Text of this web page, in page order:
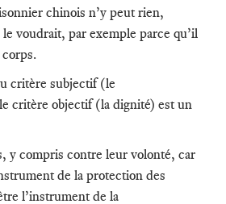
chinois n’y peut rien,
voudrait, par exemple parce qu’il
critère subjectif (le
critère objectif (la dignité) est un
y compris contre leur volonté, car
de la protection des
l’instrument de la